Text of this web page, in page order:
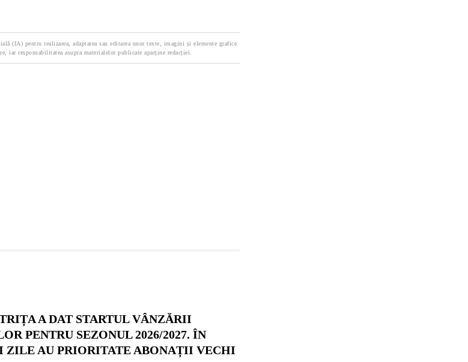
(IA) pentru realizarea, adaptarea sau editarea unor texte, imagini și elemente grafice.
iar responsabilitatea asupra materialelor publicate aparține redacției.
A DAT STARTUL VÂNZĂRII
PENTRU SEZONUL 2026/2027. ÎN
ZILE AU PRIORITATE ABONAȚII VECHI